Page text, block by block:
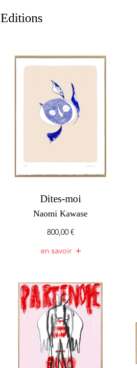
Editions
Dites-moi
Naomi Kawase
800,00€
en savoir